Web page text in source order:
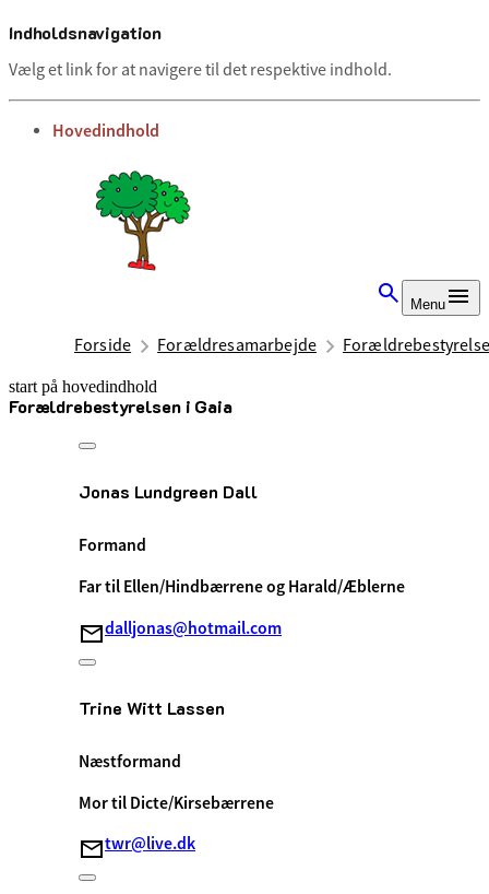
Indholdsnavigation
Vælg et link for at navigere til det respektive indhold.
gå til
Hovedindhold
Menu
Forside Forældresamarbejde
start på hovedindhold
Forældrebestyrelsen i Gaia
senest opdateret 4. august 2026
Jonas Lundgreen Dall
Formand
Far til Ellen/Hindbærrene og Harald/Æblerne
dalljonas@hotmail.com
Trine Witt Lassen
Næstformand
Mor til Dicte/Kirsebærrene
twr@live.dk